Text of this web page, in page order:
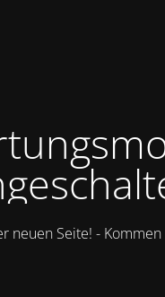
neuen Seite! -